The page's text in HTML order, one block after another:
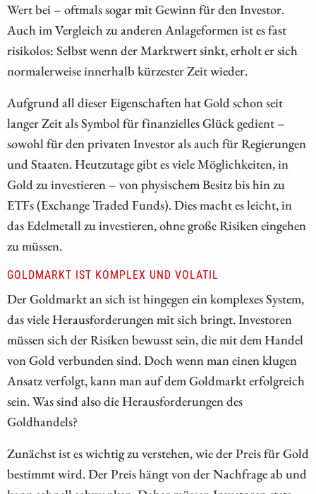
Wert bei – oftmals sogar mit Gewinn für den Investor.
Auch im Vergleich zu anderen Anlageformen ist es fast
risikolos: Selbst wenn der Marktwert sinkt, erholt er sich
normalerweise innerhalb kürzester Zeit wieder.
Aufgrund all dieser Eigenschaften hat Gold schon seit
langer Zeit als Symbol für finanzielles Glück gedient –
sowohl für den privaten Investor als auch für Regierungen
und Staaten. Heutzutage gibt es viele Möglichkeiten, in
Gold zu investieren – von physischem Besitz bis hin zu
ETFs (Exchange Traded Funds). Dies macht es leicht, in
das Edelmetall zu investieren, ohne große Risiken eingehen
zu müssen.
GOLDMARKT IST KOMPLEX UND VOLATIL
Der Goldmarkt an sich ist hingegen ein komplexes System,
das viele Herausforderungen mit sich bringt. Investoren
müssen sich der Risiken bewusst sein, die mit dem Handel
von Gold verbunden sind. Doch wenn man einen klugen
Ansatz verfolgt, kann man auf dem Goldmarkt erfolgreich
sein. Was sind also die Herausforderungen des
Goldhandels?
Zunächst ist es wichtig zu verstehen, wie der Preis für Gold
bestimmt wird. Der Preis hängt von der Nachfrage ab und